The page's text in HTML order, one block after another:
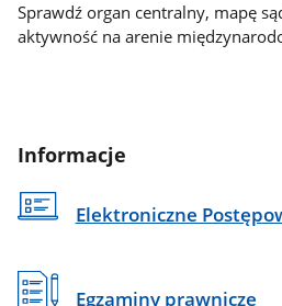
Sprawdź organ centralny, mapę
aktywność na arenie
Informacje
Elektroniczne
Egzaminy prawnicze